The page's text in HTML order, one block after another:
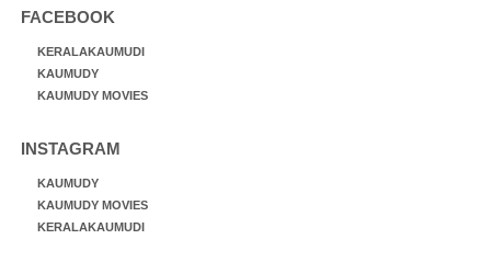
FACEBOOK
KERALAKAUMUDI
KAUMUDY
KAUMUDY MOVIES
INSTAGRAM
KAUMUDY
KAUMUDY MOVIES
KERALAKAUMUDI